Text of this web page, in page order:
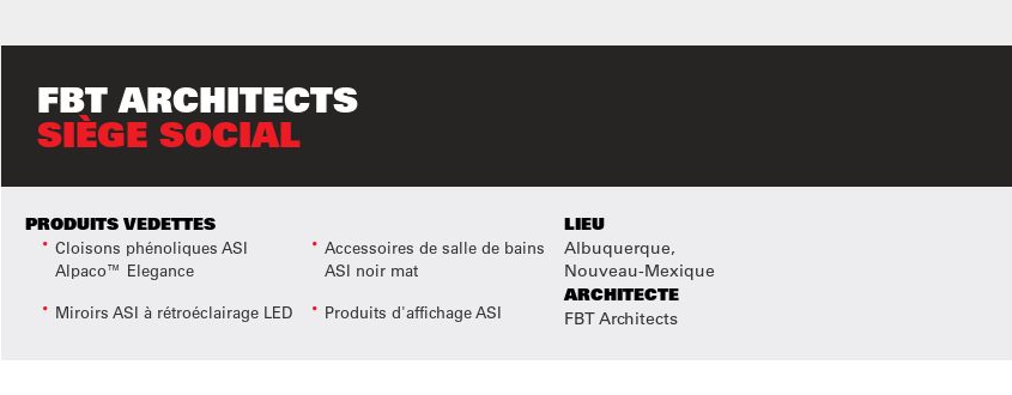
FBT ARCHITECTS
SIÈGE SOCIAL
PRODUITS VEDETTES
Cloisons phénoliques ASI
Alpaco™ Elegance
Accessoires de salle de bains
ASI noir mat
Miroirs ASI à rétroéclairage LED Produits d'affichage ASI
LIEU
Albuquerque,
Nouveau-Mexique
ARCHITECTE
FBT Architects